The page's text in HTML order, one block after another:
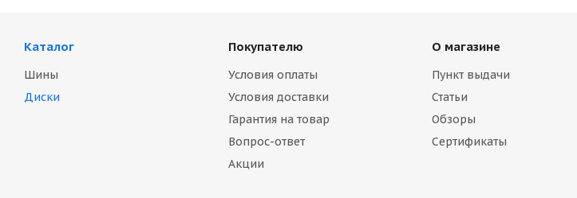
Каталог
Шины
Диски
Покупателю
Условия оплаты
Условия доставки
Гарантия на товар
Вопрос-ответ
Акции
О магазине
Пункт выдачи
Статьи
Обзоры
Сертификаты